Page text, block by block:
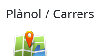
Plànol / Carrers